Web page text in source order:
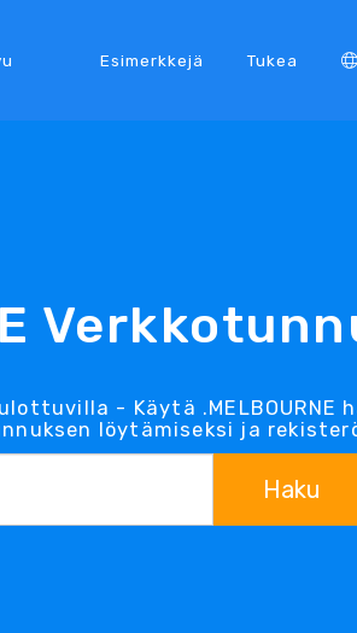
Esimerkkejä Tukea
- Käytä .MELBOURNE
löytämiseksi ja
Haku